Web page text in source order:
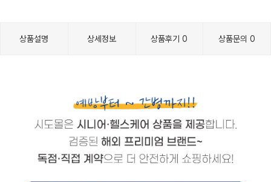
상품설명 상세정보 상품후기0 상품문의0